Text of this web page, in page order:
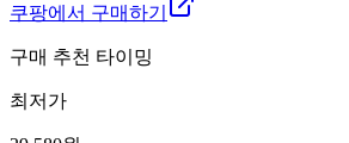
쿠팡에서 구매하기
구매 추천 타이밍
최저가